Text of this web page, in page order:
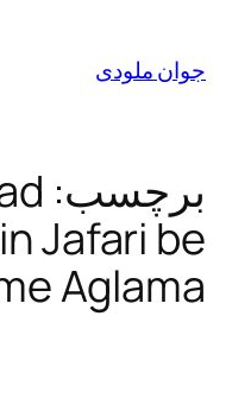
محتواجوان ملودی
برچسب:
Jafari be
Aglama